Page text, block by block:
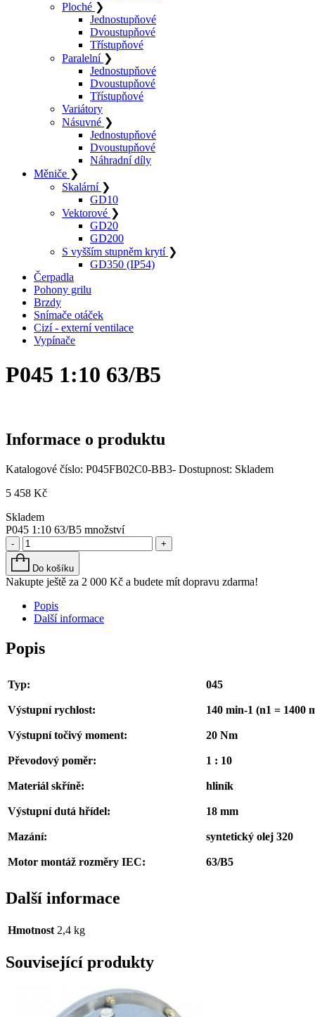
Ploché ❯
Jednostupňové
Dvoustupňové
Třístupňové
Paralelní ❯
Jednostupňové
Dvoustupňové
Třístupňové
Variátory
Násuvné ❯
Jednostupňové
Dvoustupňové
Náhradní díly
Měniče ❯
Skalární ❯
GD10
Vektorové ❯
GD20
GD200
S vyšším stupněm krytí ❯
GD350 (IP54)
Čerpadla
Pohony grilu
Brzdy
Snímače otáček
Cizí - externí ventilace
Vypínače
P045 1:10 63/B5
Informace o produktu
Katalogové číslo: P045FB02C0-BB3- Dostupnost: Skladem
5 458 Kč
Skladem
P045 1:10 63/B5 množství
- +
Do košíku
Nakupte ještě za 2 000 Kč a budete mít dopravu zdarma!
Popis
Další informace
Popis
Typ: 045
Výstupní rychlost: 140 min-1 (n1 = 1400
Výstupní točivý moment: 20 Nm
Převodový poměr: 1 : 10
Materiál skříně: hliník
Výstupní dutá hřídel: 18 mm
Mazání: syntetický olej 320
Motor montáž rozměry IEC: 63/B5
Další informace
Hmotnost 2,4 kg
Související produkty